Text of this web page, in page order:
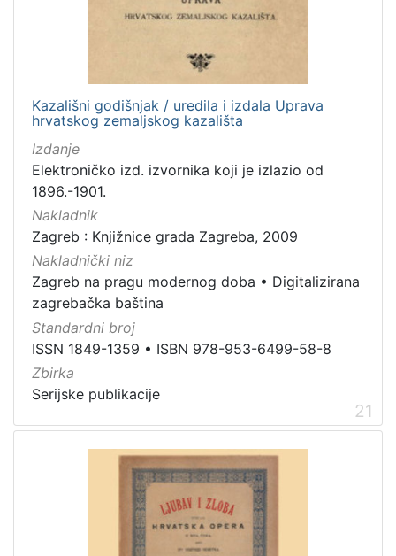
Kazališni godišnjak / uredila i izdala Uprava
hrvatskog zemaljskog kazališta
Izdanje
Elektroničko izd. izvornika koji je izlazio od
1896.-1901.
Nakladnik
Zagreb : Knjižnice grada Zagreba, 2009
Nakladnički niz
Zagreb na pragu modernog doba • Digitalizirana
zagrebačka baština
Standardni broj
ISSN 1849-1359 • ISBN 978-953-6499-58-8
Zbirka
Serijske publikacije
21